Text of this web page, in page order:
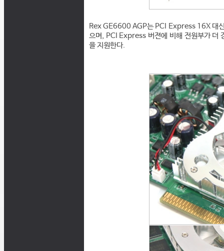
Rex GE6600 AGP는 PCI Express 16X 대
으며, PCI Express 버젼에 비해 전원부가
을 지원한다.